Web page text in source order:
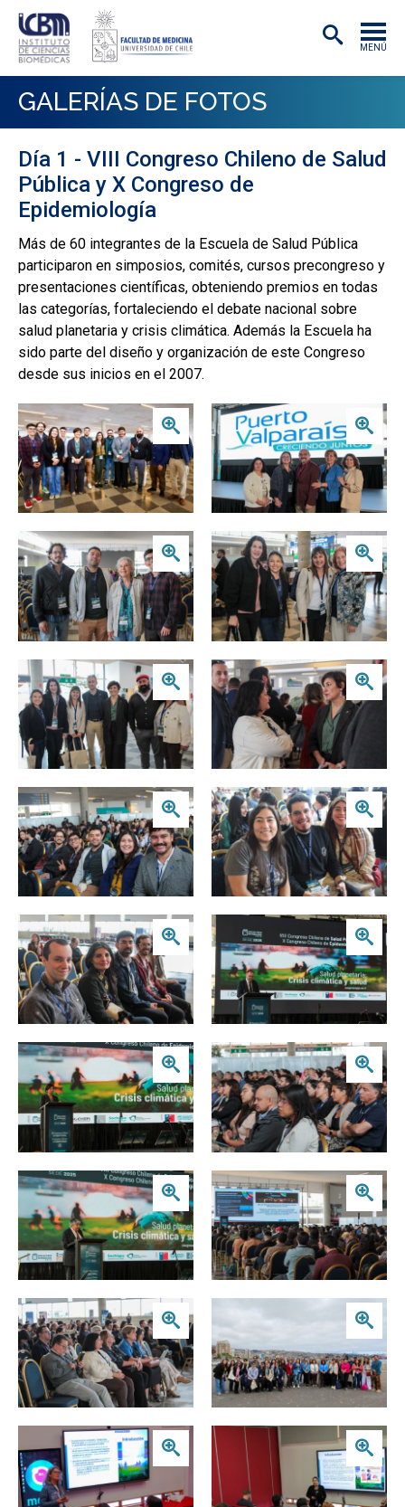
MENÚ
INSTITUTO
ACADÉMICAS/OS
INVESTIGACIÓN
POSTGRADO
PUBLICACIONES
EXTENSIÓN
GALERÍAS DE FOTOS
Día 1 - VIII Congreso Chileno de Salud
Pública y X Congreso de
Epidemiología
Más de 60 integrantes de la Escuela de Salud Pública
participaron en simposios, comités, cursos precongreso y
presentaciones científicas, obteniendo premios en todas
las categorías, fortaleciendo el debate nacional sobre
salud planetaria y crisis climática. Además la Escuela ha
sido parte del diseño y organización de este Congreso
desde sus inicios en el 2007.
Zoom Zoom
Zoom Zoom
Zoom Zoom
Zoom Zoom
Zoom Zoom
Zoom Zoom
Zoom Zoom
Zoom
Zoom